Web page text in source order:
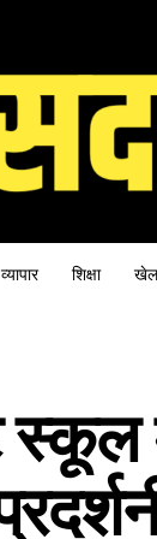
व्यापार शिक्षा खेल